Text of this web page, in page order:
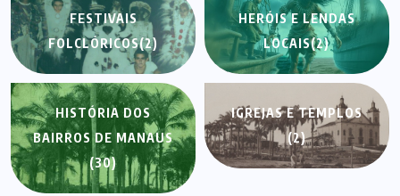
FESTIVAIS
FOLCLÓRICOS(2)
HERÓIS E LENDAS
LOCAIS(2)
HISTÓRIA DOS
BAIRROS DE MANAUS
(30)
IGREJAS E TEMPLOS
(2)